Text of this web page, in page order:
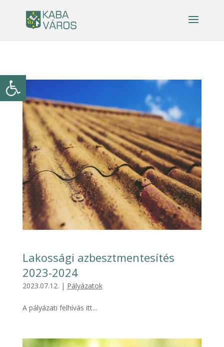
Eszköztár megnyitása
Lakossági azbesztmentesítés
2023-2024
2023.07.12. | Pályázatok
A pályázati felhívás itt...